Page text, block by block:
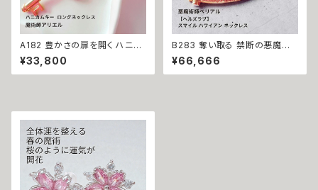
A182 豊かさの扉を開く ハニカ
ムキー 太陽開花の仕事運・生業
守護 才能開花 ロングネックレ
ス 魔術師アリエル 魔術 金運 仕
り ひまわり 鍵 蜂
¥33,800
B283 奪い取る 禁断の悪魔術
恋の勝者になれる 縁切り【ヘル
ズラブ】スマイル ハワイアン ネ
ックレス ステンレス 悪魔術師
¥66,666